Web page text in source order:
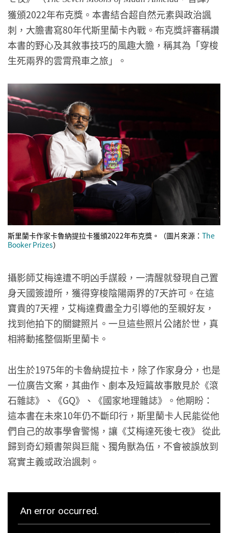
獲頒2022年布克獎。本書結合超自然元素與政治諷
刺，大膽書寫80年代斯里蘭卡內戰。布克獎評審稱讚
本書的野心及其敘事技巧的風趣大膽，稱其為「穿梭
生死兩界的雲霄飛車之旅」。
斯里蘭卡作家卡魯納提拉卡獲頒2022年布克獎。（圖片來源： The
Booker Prizes）
攝影師艾梅達遭不明凶手謀殺，一清醒就發現自己置
身天國簽證所，獲得穿梭陰陽兩界的7天許可。在這
寶貴的7天裡，艾梅達費盡全力引導他的至親好友，
找到他拍下的關鍵照片。一旦這些照片公諸於世，真
相將動搖整個斯里蘭卡。
出生於1975年的卡魯納提拉卡，除了作家身分，也是
一位廣告文案，其曲作、劇本及短篇故事散見於《滾
石雜誌》、《GQ》、《國家地理雜誌》。他期盼：
這本書在未來10年仍不斷印行，斯里蘭卡人民能從他
們自己的故事學會警惕，讓《艾梅達死後七夜》 從此
歸到奇幻類書架與巨龍、獨角獸為伍，不會被誤放到
寫實主義或政治諷刺。